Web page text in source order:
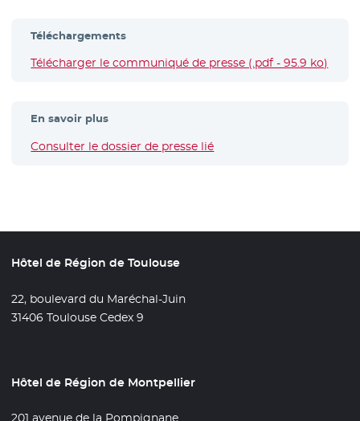
Téléchargements
Télécharger le communiqué de presse (.pdf - 95.9 ko)
En savoir plus
Consulter le dossier de presse lié
Hôtel de Région de Toulouse
22, boulevard du Maréchal-Juin
31406 Toulouse Cedex 9
Hôtel de Région de Montpellier
201 avenue de la Pompignane